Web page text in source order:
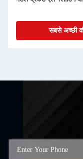
सबसे अच्छी